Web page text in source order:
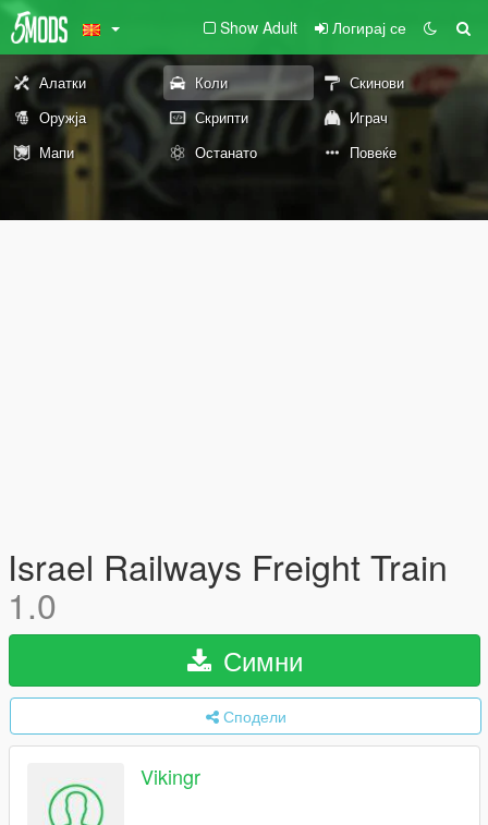
Show Adult Логирај се
Алатки Коли
Скинови
Оружја
Скрипти
Играч
Мапи
Останато Повеќе
Israel Railways Freight Train
1.0
Симни
Сподели
Vikingr